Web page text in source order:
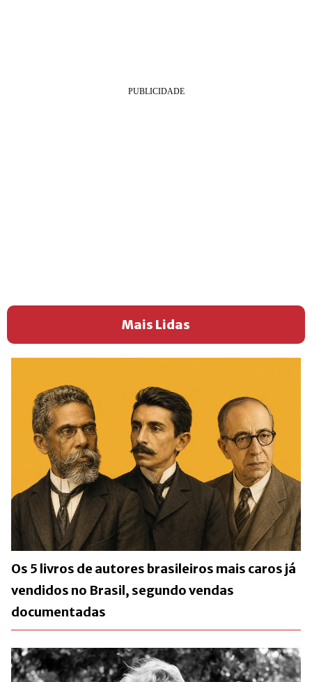
Mais Lidas
Os 5 livros de autores brasileiros mais caros já
vendidos no Brasil, segundo vendas
documentadas